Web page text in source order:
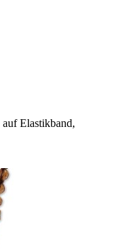
Elastikband,